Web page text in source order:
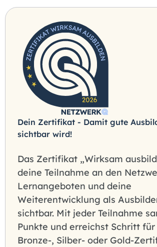
Dein Zertifikat - Damit gute
sichtbar wird!
Das Zertifikat „Wirksam
deine Teilnahme an den
Lernangeboten und deine
Weiterentwicklung als
sichtbar. Mit jeder Teilnahme
Punkte und erreichst Schritt
Bronze-, Silber- oder Gold-